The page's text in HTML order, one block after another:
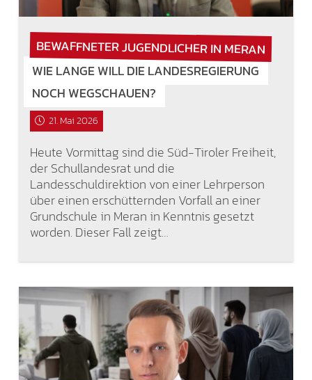
BEWAFFNETER JUGENDLICHER IN MERAN
WIE LANGE WILL DIE LANDESREGIERUNG
NOCH WEGSCHAUEN?
21. Mai 2026
Heute Vormittag sind die Süd-Tiroler Freiheit,
der Schullandesrat und die
Landesschuldirektion von einer Lehrperson
über einen erschütternden Vorfall an einer
Grundschule in Meran in Kenntnis gesetzt
worden. Dieser Fall zeigt…